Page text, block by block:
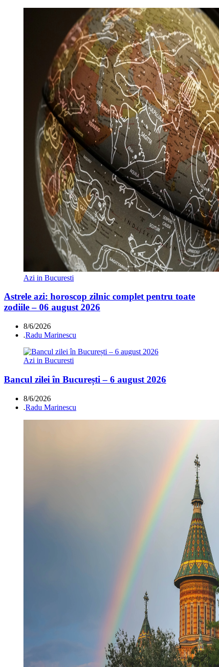
Azi in Bucuresti
Astrele azi: horoscop zilnic complet pentru toate
zodiile – 06 august 2026
8/6/2026
.Radu Marinescu
Azi in Bucuresti
Bancul zilei în București – 6 august 2026
8/6/2026
.Radu Marinescu